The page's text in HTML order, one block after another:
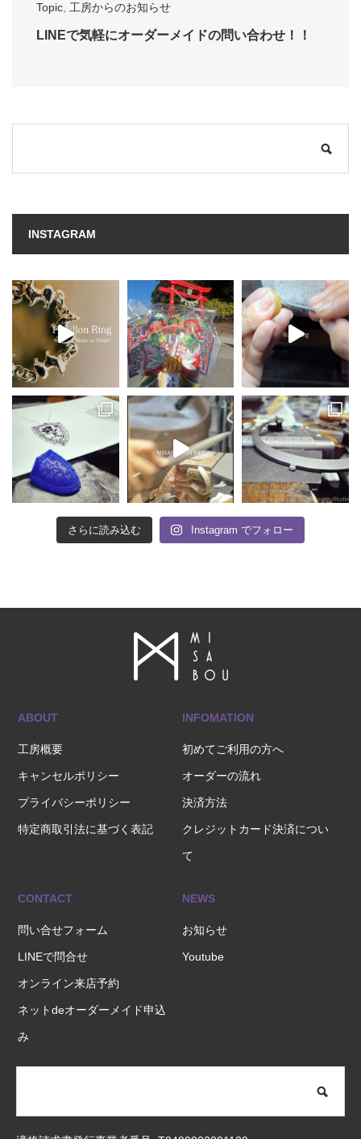
Topic, 工房からのお知らせ
LINEで気軽にオーダーメイドの問い合わせ！！
INSTAGRAM
さらに読み込む Instagram でフォロー
ABOUT
工房概要
キャンセルポリシー
プライバシーポリシー
特定商取引法に基づく表記
INFOMATION
初めてご利用の方へ
オーダーの流れ
決済方法
クレジットカード決済につい
て
CONTACT
問い合せフォーム
LINEで問合せ
オンライン来店予約
ネットdeオーダーメイド申込
み
NEWS
お知らせ
Youtube